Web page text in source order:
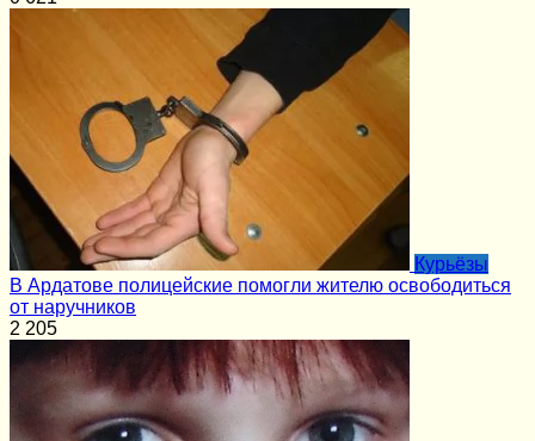
Курьёзы
В Ардатове полицейские помогли жителю освободиться
от наручников
2 205